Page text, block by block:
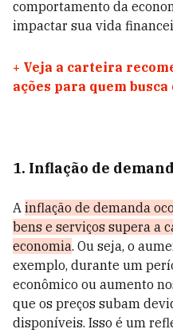
comportamento da
impactar sua vida
+ Veja a carteira
ações para quem
1. Inflação de
A inflação de demanda
bens e serviços supera a
economia. Ou seja, o
exemplo, durante um
econômico ou aumento
que os preços subam
disponíveis. Isso é um